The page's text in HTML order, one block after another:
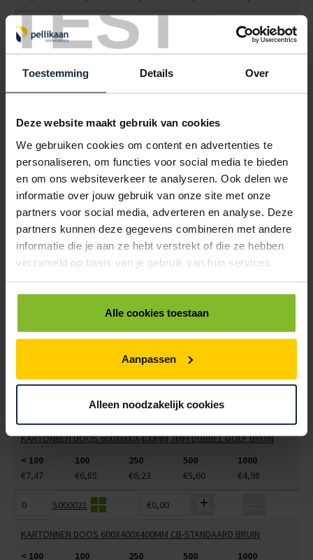
TEST
Toestemming Details Over
Deze website maakt gebruik van cookies
We gebruiken cookies om content en advertenties te
personaliseren, om functies voor social media te bieden
en om ons websiteverkeer te analyseren. Ook delen we
informatie over jouw gebruik van onze site met onze
partners voor social media, adverteren en analyse. Deze
partners kunnen deze gegevens combineren met andere
informatie die je aan ze hebt verstrekt of die ze hebben
verzameld op basis van je gebruik van hun services.
Alle cookies toestaan
Aanpassen
Alleen noodzakelijk cookies
6101563
KARTONNEN DOOS 535X225X225MM 7MM DUBBEL GOLF BRUIN
< 100
100 250
1000
€1,45
€1,36 €1,28 €1,19 €1,10
6101565 €0,00
KARTONNEN DOOS 600X260X195MM 7MM DUBBEL GOLF BRUIN
100
1000
€2,96
6101568 €0,00
KARTONNEN DOOS 600X250X250MM 4½MM DUBBEL GOLF BRUIN
< 100
100 250 500
1000
€3,19
€3,02 €2,84 €2,67 €2,47
€0,00
KARTONNEN DOOS 600X500X450MM 7MM DUBBEL GOLF BRUIN
250 500
€3,75
€3,57 €3,39 €3,20 €3,02
€0,00
KARTONNEN DOOS 600X600X400MM 7MM DUBBEL GOLF BRUIN
< 100
100 250 500
1000
€7,47
€6,85 €6,23 €5,60 €4,98
S000021 €0,00
KARTONNEN DOOS 600X400X400MM CB-STANDAARD BRUIN
< 100
100 250 500
1000